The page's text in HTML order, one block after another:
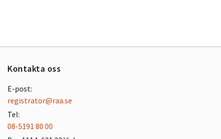
Kontakta oss
E-post:
registrator@raa.se
Tel:
08-5191 80 00